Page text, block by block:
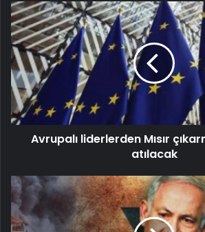
Avrupalı liderlerden Mısır
atılacak